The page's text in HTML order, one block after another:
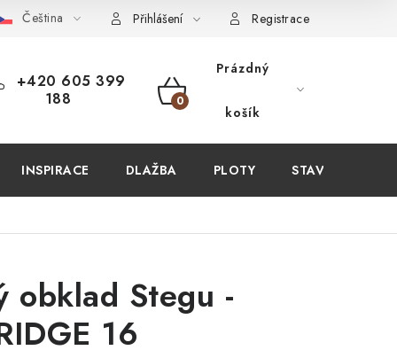
U NÁS? VIRTUÁLNÍ PROHLÍDKA OBCHODNÍ
Čeština Přihlášení Registrace
+420 605 399
188
NÁKUPNÍ
Prázdný
košík
INSPIRACE DLAŽBA PLOTY STAVEBNÍ
obklad Stegu -
16